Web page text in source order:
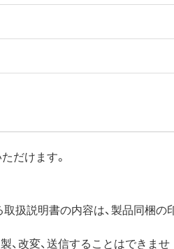
だけます。
扱説明書の内容は、製品同梱の
改変、送信することはできませ